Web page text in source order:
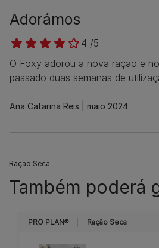
Adorámos
4 /5
O Foxy adorou a nova ração e
passado duas semanas de
Ana Catarina Reis maio 2024
Ração Seca
Também poderá
PRO PLAN® Ração Seca